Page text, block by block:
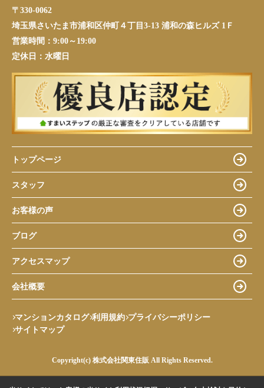
〒330-0062
埼玉県さいたま市浦和区仲町４丁目3-13 浦和の森ヒルズ 1Ｆ
営業時間： 9:00～19:00
定休日： 水曜日
トップページ
スタッフ
お客様の声
ブログ
アクセスマップ
会社概要
マンションカタログ 利用規約 プライバシーポリシー
サイトマップ
Copyright(c) 株式会社関東住販 All Rights Reserved.